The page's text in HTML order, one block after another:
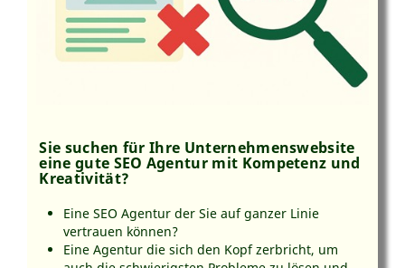
Sie suchen für Ihre Unternehmenswebsite
eine gute SEO Agentur mit Kompetenz und
Kreativität?
Eine SEO Agentur der Sie auf ganzer Linie
vertrauen können?
Eine Agentur die sich den Kopf zerbricht, um